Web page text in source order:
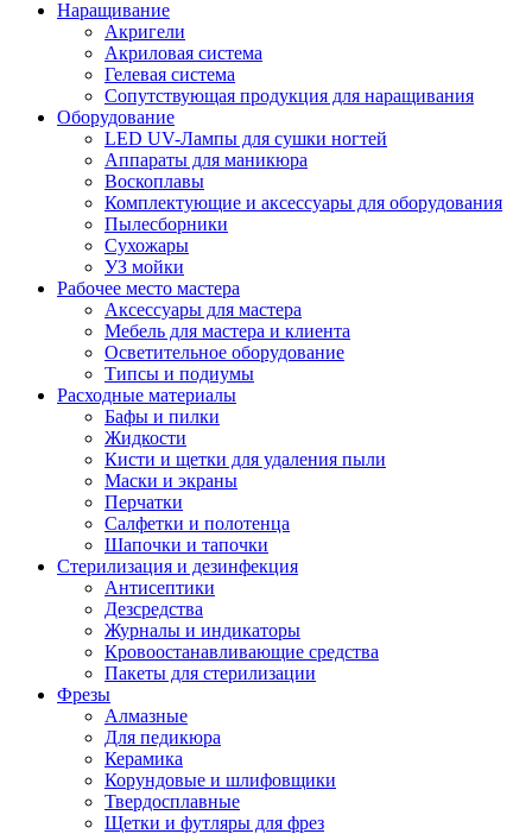
Наращивание
Акригели
Акриловая система
Гелевая система
Сопутствующая продукция для наращивания
Оборудование
LED UV-Лампы для сушки ногтей
Аппараты для маникюра
Воскоплавы
Комплектующие и аксессуары для оборудования
Пылесборники
Сухожары
УЗ мойки
Рабочее место мастера
Аксессуары для мастера
Мебель для мастера и клиента
Осветительное оборудование
Типсы и подиумы
Расходные материалы
Бафы и пилки
Жидкости
Кисти и щетки для удаления пыли
Маски и экраны
Перчатки
Салфетки и полотенца
Шапочки и тапочки
Стерилизация и дезинфекция
Антисептики
Дезсредства
Журналы и индикаторы
Кровоостанавливающие средства
Пакеты для стерилизации
Фрезы
Алмазные
Для педикюра
Керамика
Корундовые и шлифовщики
Твердосплавные
Щетки и футляры для фрез